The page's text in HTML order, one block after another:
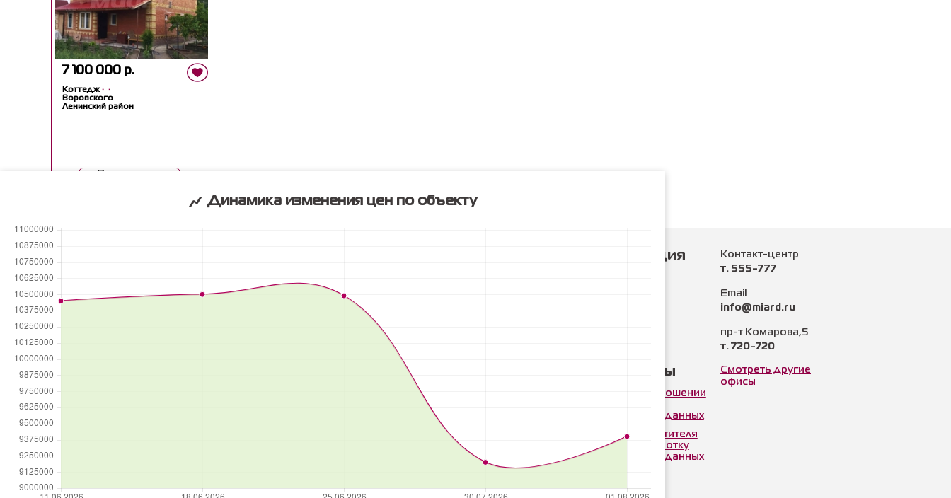
7 100 000 р.
Коттедж · ·
Воровского
Ленинский район
Посмотреть
Динамика изменения цен по объекту
Контакт-центр
т. 555-777
Email
info@miard.ru
пр-т Комарова,5
т. 720-720
Смотреть другие
офисы
опубликованные на сайте, защищены
Новостройки
Коттеджи
Частные дома
Информация
Документы
Политика в отношении
персональных данных
Согласие посетителя
сайта на обработку
персональных данных